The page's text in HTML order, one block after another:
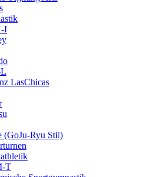
I
LasChicas
(GoJu-Ryu Stil)
T